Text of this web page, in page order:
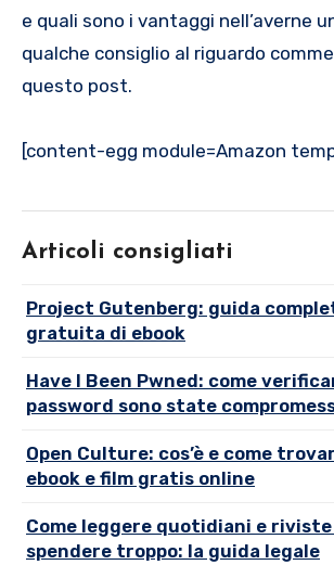
e quali sono i vantaggi nell’averne
qualche consiglio al riguardo
questo post.
[content-egg module=Amazon
Articoli consigliati
Project Gutenberg: guida
gratuita di ebook
Have I Been Pwned: come
password sono state
Open Culture: cos’è e come
ebook e film gratis online
Come leggere quotidiani e riviste
spendere troppo: la guida legale